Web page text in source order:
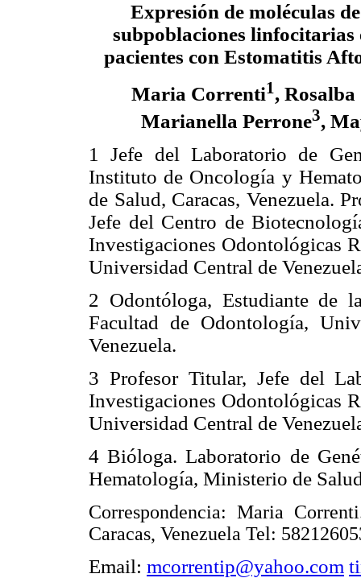
Expresión de moléculas
subpoblaciones linfocitarias
pacientes con Estomatitis
Maria Correnti1,
Marianella Perrone3,
1 Jefe del Laboratorio de
Instituto de Oncología y
de Salud, Caracas, Venezuela.
Jefe del Centro de
Investigaciones Odontológicas
Universidad Central de
2 Odontóloga, Estudiante de
Facultad de Odontología,
Venezuela.
3 Profesor Titular, Jefe del
Investigaciones Odontológicas
Universidad Central de
4 Bióloga. Laboratorio de
Hematología, Ministerio de
Correspondencia: Maria
Caracas, Venezuela Tel:
Email: mcorrentip@yahoo.com